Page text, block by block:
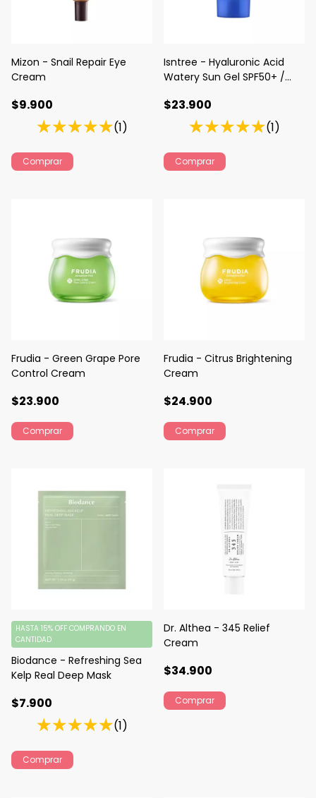
Mizon - Snail Repair Eye
Cream
$9.900
(1)
Isntree - Hyaluronic Acid
Watery Sun Gel SPF50+ /
$23.900
(1)
Frudia - Green Grape Pore
Control Cream
$23.900
Frudia - Citrus Brightening
Cream
$24.900
Biodance - Refreshing Sea
Kelp Real Deep Mask
$7.900
(1)
HASTA 15% OFF COMPRANDO EN
CANTIDAD
Dr. Althea - 345 Relief
Cream
$34.900